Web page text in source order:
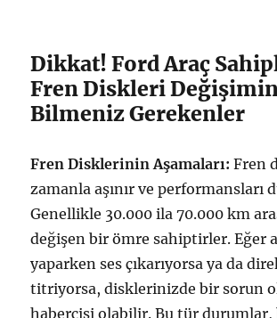
Dikkat! Ford Araç
Fren Diskleri
Bilmeniz Gerekenler
Fren Disklerinin Aşamaları: Fren
zamanla aşınır ve performansları
Genellikle 30.000 ila 70.000 km
değişen bir ömre sahiptirler. Eğer
yaparken ses çıkarıyorsa ya da
titriyorsa, disklerinizde bir sorun
habercisi olabilir. Bu tür durumlar,